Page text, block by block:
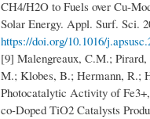
CH4/H2O to Fuels over Cu-
Solar Energy. Appl. Surf. Sci.
https://doi.org/10.1016/
[9] Malengreaux, C.M.;
M.; Klobes, B.; Hermann, R.;
Photocatalytic Activity of
co-Doped TiO2 Catalysts